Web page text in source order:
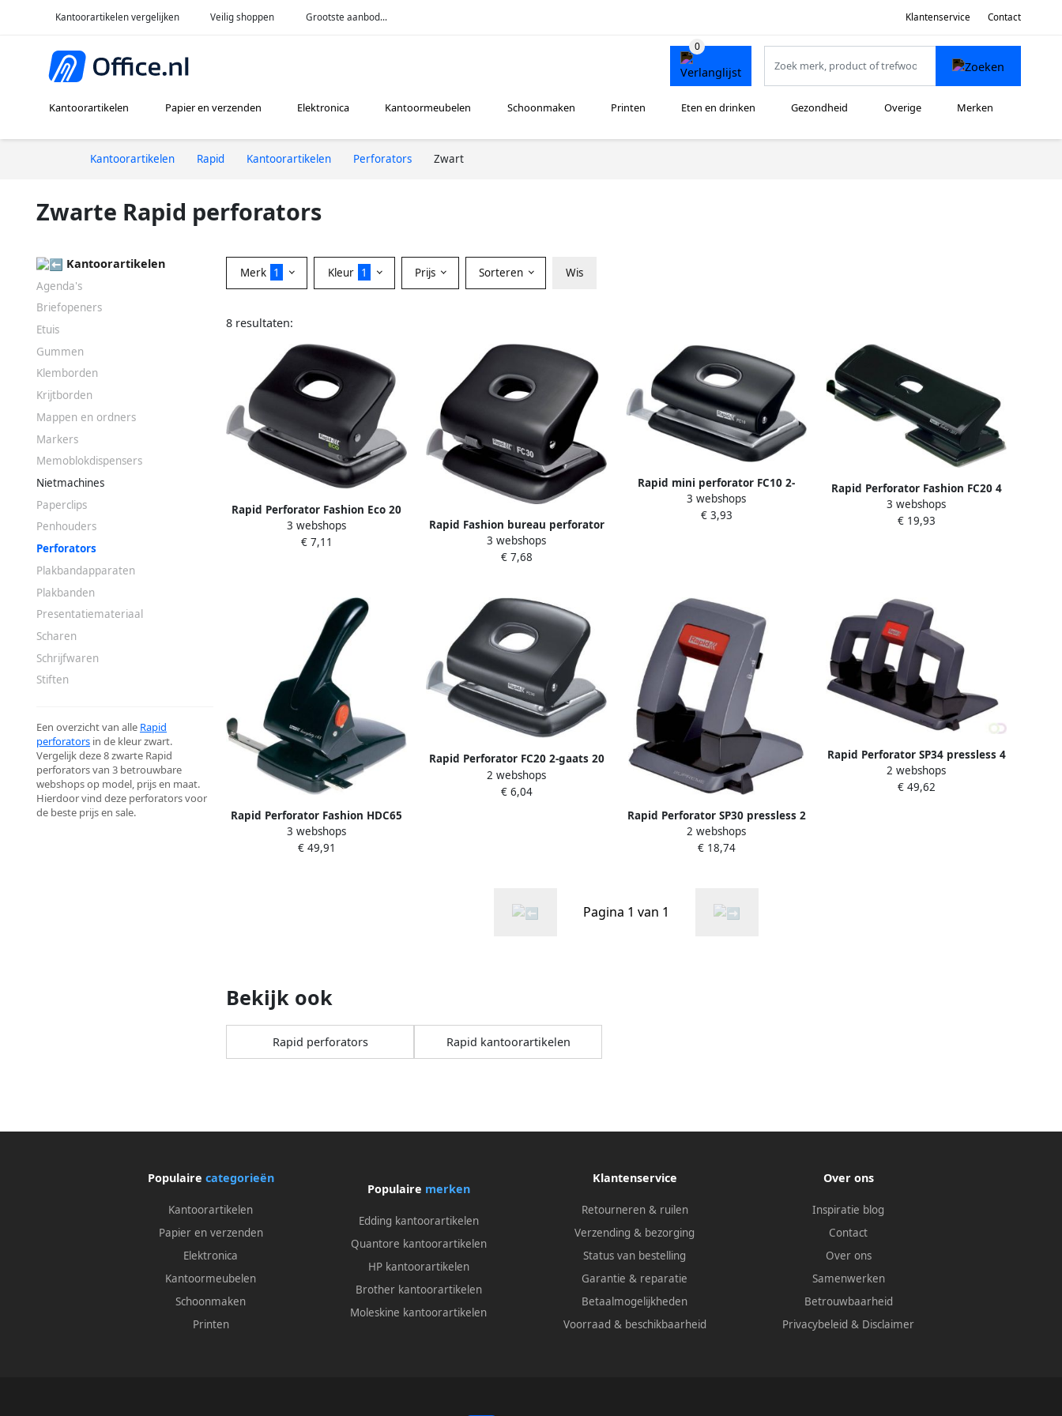
Kantoorartikelen vergelijken Veilig shoppen Grootste aanbod... Klantenservice Contact
Kantoorartikelen Papier en verzenden Elektronica Kantoormeubelen Schoonmaken Printen Eten en drinken Gezondheid Overige Merken
Kantoorartikelen Rapid Kantoorartikelen Perforators Zwart
Zwarte Rapid perforators
Kantoorartikelen
Agenda's
Briefopeners
Etuis
Gummen
Klemborden
Krijtborden
Mappen en ordners
Markers
Memoblokdispensers
Nietmachines
Paperclips
Penhouders
Perforators
Plakbandapparaten
Plakbanden
Presentatiemateriaal
Scharen
Schrijfwaren
Stiften
Een overzicht van alle Rapid
perforators in de kleur zwart.
Vergelijk deze 8 zwarte Rapid
perforators van 3 betrouwbare
webshops op model, prijs en maat.
Hierdoor vind deze perforators voor
de beste prijs en sale.
Merk 1 Kleur 1 Prijs Sorteren Wis
8 resultaten:
Rapid Perforator Fashion Eco 20
vel zwart
3 webshops
€ 7,11
Rapid Fashion bureau perforator
FC30 2 gaats 30 vel zwart
3 webshops
€ 7,68
Rapid mini perforator FC10 2-
gaats 10 blad zwart
3 webshops
€ 3,93
Rapid Perforator Fashion FC20 4
gaats 20 vel zwart
3 webshops
€ 19,93
Rapid Perforator Fashion HDC65
heavy duty 65 vel zwart
3 webshops
€ 49,91
Rapid Perforator FC20 2-gaats 20
vel zwart
2 webshops
€ 6,04
Rapid Perforator SP30 pressless 2
gaats 30vel zwart grijs
2 webshops
€ 18,74
Rapid Perforator SP34 pressless 4
gaats 30vel zwart
2 webshops
€ 49,62
Pagina 1 van 1
Bekijk ook
Rapid perforators Rapid kantoorartikelen
Populaire categorieën
Kantoorartikelen
Papier en verzenden
Elektronica
Kantoormeubelen
Schoonmaken
Printen
Populaire merken
Edding kantoorartikelen
Quantore kantoorartikelen
HP kantoorartikelen
Brother kantoorartikelen
Moleskine kantoorartikelen
Klantenservice
Retourneren & ruilen
Verzending & bezorging
Status van bestelling
Garantie & reparatie
Betaalmogelijkheden
Voorraad & beschikbaarheid
Over ons
Inspiratie blog
Contact
Over ons
Samenwerken
Betrouwbaarheid
Privacybeleid & Disclaimer